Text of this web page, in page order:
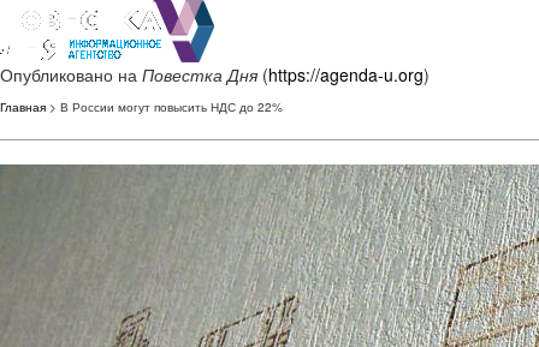
Опубликовано на Повестка Дня (https://agenda-u.org)
Главная > В России могут повысить НДС до 22%